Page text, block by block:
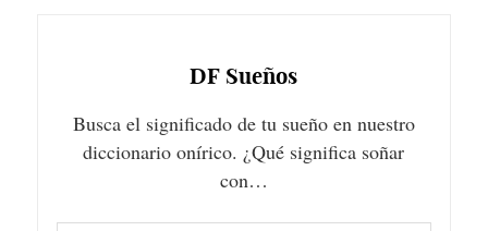
DF Sueños
Busca el significado de tu sueño en nuestro
diccionario onírico. ¿Qué significa soñar
con…